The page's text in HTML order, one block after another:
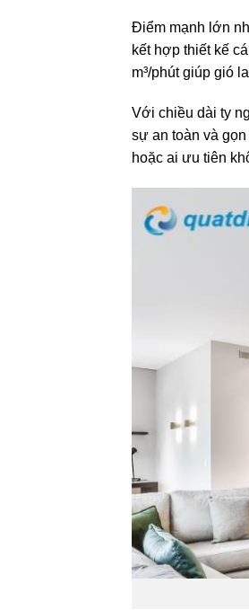
Điểm mạnh lớn
kết hợp thiết kế
m³/phút giúp gió
Với chiều dài ty
sự an toàn và
hoặc ai ưu tiên